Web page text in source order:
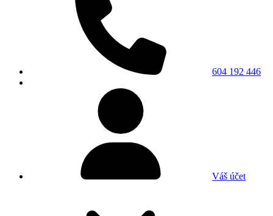
604 192 446
Váš účet